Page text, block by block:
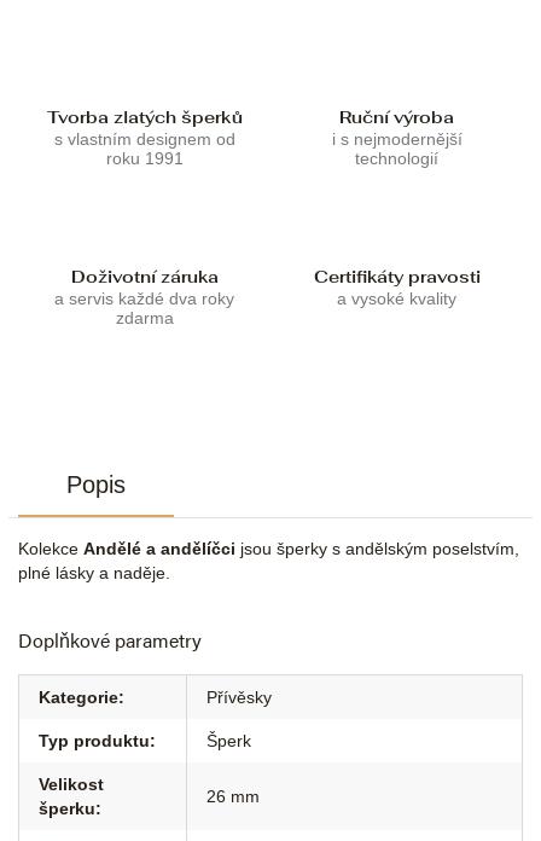
Tvorba zlatých šperků
s vlastním designem od
roku 1991
Ruční výroba
i s nejmodernější
technologií
Doživotní záruka
a servis každé dva roky
zdarma
Certifikáty pravosti
a vysoké kvality
Popis
Kolekce Andělé a andělíčci jsou šperky s andělským poselstvím,
plné lásky a naděje.
Doplňkové parametry
Kategorie: Přívěsky
Typ produktu: Šperk
Velikost
šperku:
26 mm